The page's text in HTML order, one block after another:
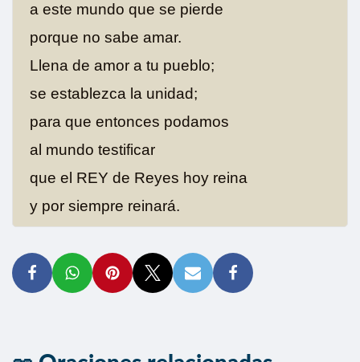
a este mundo que se pierde
porque no sabe amar.
Llena de amor a tu pueblo;
se establezca la unidad;
para que entonces podamos
al mundo testificar
que el REY de Reyes hoy reina
y por siempre reinará.